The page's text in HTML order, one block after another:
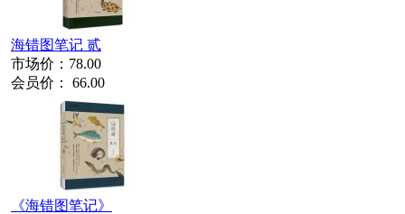
海错图笔记 贰
市场价： 78.00
会员价： 66.00
《海错图笔记》